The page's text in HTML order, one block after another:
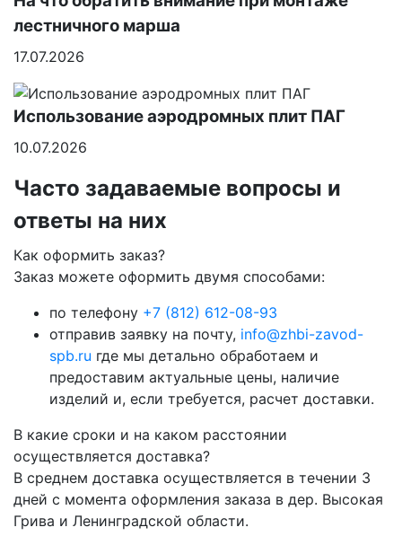
лестничного марша
17.07.2026
Использование аэродромных плит ПАГ
10.07.2026
Часто задаваемые вопросы и
ответы на них
Как оформить заказ?
Заказ можете оформить двумя способами:
по телефону +7 (812) 612-08-93
отправив заявку на почту, info@zhbi-zavod-
spb.ru где мы детально обработаем и
предоставим актуальные цены, наличие
изделий и, если требуется, расчет доставки.
В какие сроки и на каком расстоянии
осуществляется доставка?
В среднем доставка осуществляется в течении 3
дней с момента оформления заказа в дер. Высокая
Грива и Ленинградской области.